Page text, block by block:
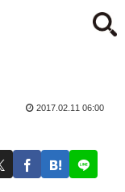
2017.02.11 06:00